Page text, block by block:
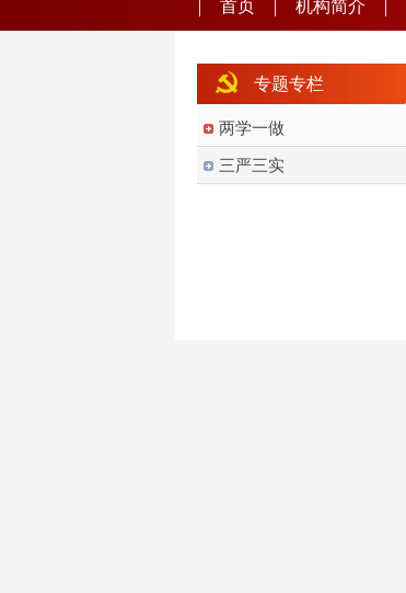
首页 机构简介
专题专栏
两学一做
三严三实